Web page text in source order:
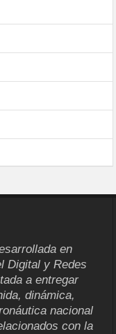
en
Digital y Redes
a entregar
dinámica,
nacional
con la